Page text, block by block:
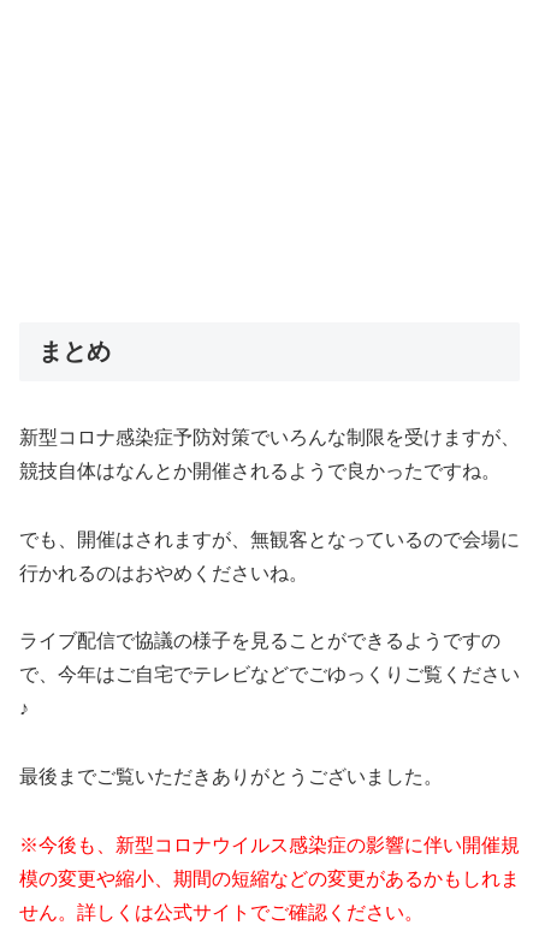
まとめ
新型コロナ感染症予防対策でいろんな制限を受けますが、
競技自体はなんとか開催されるようで良かったですね。
でも、開催はされますが、無観客となっているので会場に
行かれるのはおやめくださいね。
ライブ配信で協議の様子を見ることができるようですの
で、今年はご自宅でテレビなどでごゆっくりご覧ください
♪
最後までご覧いただきありがとうございました。
※今後も、新型コロナウイルス感染症の影響に伴い開催規
模の変更や縮小、期間の短縮などの変更があるかもしれま
せん。詳しくは公式サイトでご確認ください。